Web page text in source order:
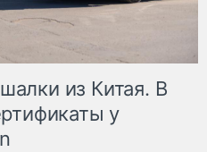
из Китая. В
у